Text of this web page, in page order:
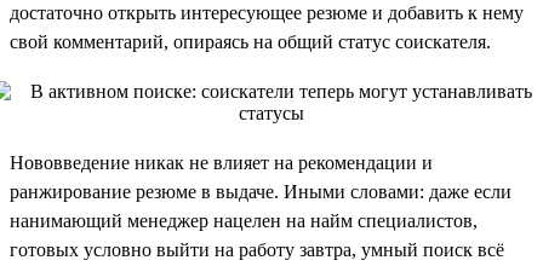
достаточно открыть интересующее резюме и добавить к нему
свой комментарий, опираясь на общий статус соискателя.
Нововведение никак не влияет на рекомендации и
ранжирование резюме в выдаче. Иными словами: даже если
нанимающий менеджер нацелен на найм специалистов,
готовых условно выйти на работу завтра, умный поиск всё